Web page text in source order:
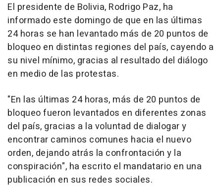
El presidente de Bolivia, Rodrigo Paz, ha
informado este domingo de que en las últimas
24 horas se han levantado más de 20 puntos de
bloqueo en distintas regiones del país, cayendo a
su nivel mínimo, gracias al resultado del diálogo
en medio de las protestas.
"En las últimas 24 horas, más de 20 puntos de
bloqueo fueron levantados en diferentes zonas
del país, gracias a la voluntad de dialogar y
encontrar caminos comunes hacia el nuevo
orden, dejando atrás la confrontación y la
conspiración", ha escrito el mandatario en una
publicación en sus redes sociales.